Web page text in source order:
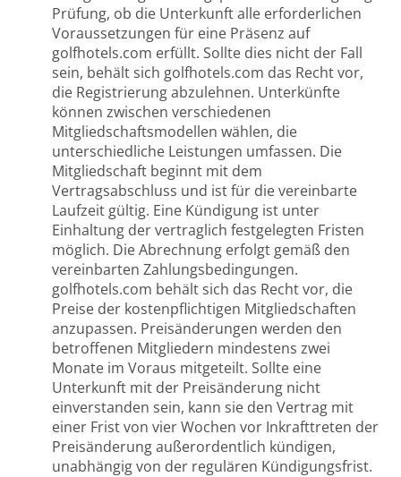
Prüfung, ob die Unterkunft alle erforderlichen
Voraussetzungen für eine Präsenz auf
golfhotels.com erfüllt. Sollte dies nicht der Fall
sein, behält sich golfhotels.com das Recht vor,
die Registrierung abzulehnen. Unterkünfte
können zwischen verschiedenen
Mitgliedschaftsmodellen wählen, die
unterschiedliche Leistungen umfassen. Die
Mitgliedschaft beginnt mit dem
Vertragsabschluss und ist für die vereinbarte
Laufzeit gültig. Eine Kündigung ist unter
Einhaltung der vertraglich festgelegten Fristen
möglich. Die Abrechnung erfolgt gemäß den
vereinbarten Zahlungsbedingungen.
golfhotels.com behält sich das Recht vor, die
Preise der kostenpflichtigen Mitgliedschaften
anzupassen. Preisänderungen werden den
betroffenen Mitgliedern mindestens zwei
Monate im Voraus mitgeteilt. Sollte eine
Unterkunft mit der Preisänderung nicht
einverstanden sein, kann sie den Vertrag mit
einer Frist von vier Wochen vor Inkrafttreten der
Preisänderung außerordentlich kündigen,
unabhängig von der regulären Kündigungsfrist.